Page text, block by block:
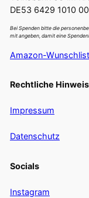
DE53 6429 1010
Bei Spenden bitte die
mit angeben, damit eine
Amazon-
Rechtliche
Impressum
Datenschutz
Socials
Instagram